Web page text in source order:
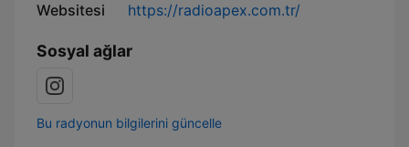
Websitesi https://radioapex.com.tr/
Sosyal ağlar
Bu radyonun bilgilerini güncelle